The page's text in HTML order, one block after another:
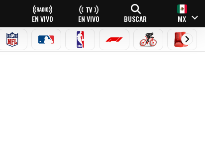
EN VIVO EN VIVO BUSCAR MX
NFL MLB NBA FÓRMULA 1CICLISMOBOXEO